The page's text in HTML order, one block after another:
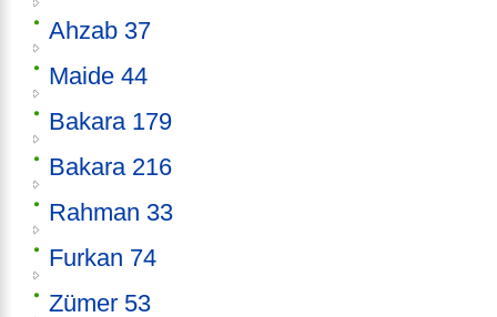
Ahzab 37
Maide 44
Bakara 179
Bakara 216
Rahman 33
Furkan 74
Zümer 53